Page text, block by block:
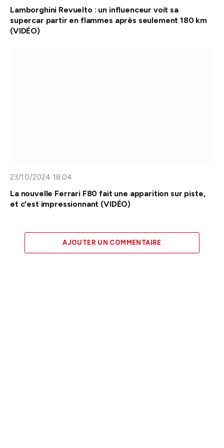
Lamborghini Revuelto : un influenceur voit sa
supercar partir en flammes après seulement 180 km
(VIDÉO)
23/10/2024 18:04
La nouvelle Ferrari F80 fait une apparition sur piste,
et c'est impressionnant (VIDÉO)
AJOUTER UN COMMENTAIRE